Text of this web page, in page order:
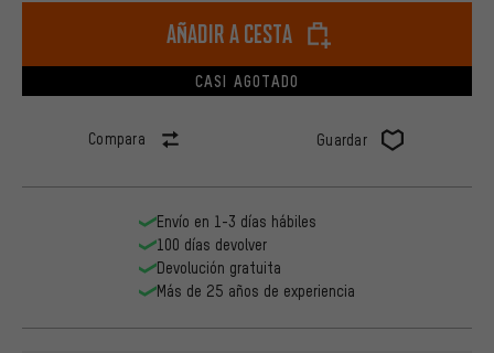
Añadir a cesta
CASI AGOTADO
Compara Guardar
Envío en 1-3 días hábiles
100 días devolver
Devolución gratuita
Más de 25 años de experiencia